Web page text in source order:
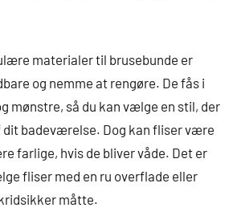
materialer til brusebunde er
og nemme at rengøre. De fås i
mønstre, så du kan vælge en stil, der
dit badeværelse. Dog kan fliser være
farlige, hvis de bliver våde. Det er
fliser med en ru overflade eller
måtte.